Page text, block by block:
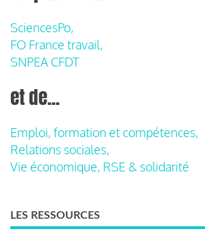
SciencesPo,
FO France travail,
SNPEA CFDT
et de...
Emploi, formation et compétences,
Relations sociales,
Vie économique, RSE & solidarité
LES RESSOURCES